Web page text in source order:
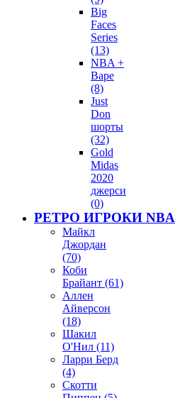
Big
Faces
Series
(13)
NBA +
Bape
(8)
Just
Don
шорты
(32)
Gold
Midas
2020
джерси
(0)
РЕТРО ИГРОКИ NBA
Майкл
Джордан
(70)
Коби
Брайант (61)
Аллен
Айверсон
(18)
Шакил
О'Нил (11)
Ларри Берд
(4)
Скотти